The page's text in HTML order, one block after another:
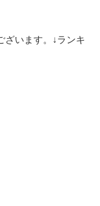
ざいます。↓ランキ